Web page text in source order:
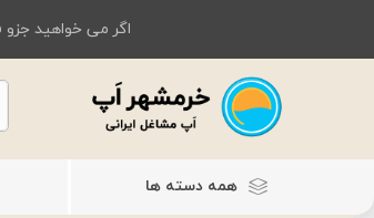
اگر می خواهید
همه دسته ها